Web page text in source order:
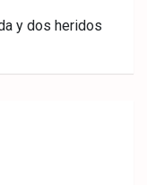
y dos heridos